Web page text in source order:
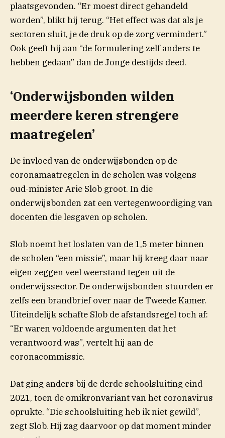
plaatsgevonden. “Er moest direct gehandeld
worden”, blikt hij terug. “Het effect was dat als je
sectoren sluit, je de druk op de zorg vermindert.”
Ook geeft hij aan “de formulering zelf anders te
hebben gedaan” dan de Jonge destijds deed.
‘Onderwijsbonden wilden
meerdere keren strengere
maatregelen’
De invloed van de onderwijsbonden op de
coronamaatregelen in de scholen was volgens
oud-minister Arie Slob groot. In die
onderwijsbonden zat een vertegenwoordiging van
docenten die lesgaven op scholen.
Slob noemt het loslaten van de 1,5 meter binnen
de scholen “een missie”, maar hij kreeg daar naar
eigen zeggen veel weerstand tegen uit de
onderwijssector. De onderwijsbonden stuurden er
zelfs een brandbrief over naar de Tweede Kamer.
Uiteindelijk schafte Slob de afstandsregel toch af:
“Er waren voldoende argumenten dat het
verantwoord was”, vertelt hij aan de
coronacommissie.
Dat ging anders bij de derde schoolsluiting eind
2021, toen de omikronvariant van het coronavirus
oprukte. “Die schoolsluiting heb ik niet gewild”,
zegt Slob. Hij zag daarvoor op dat moment minder